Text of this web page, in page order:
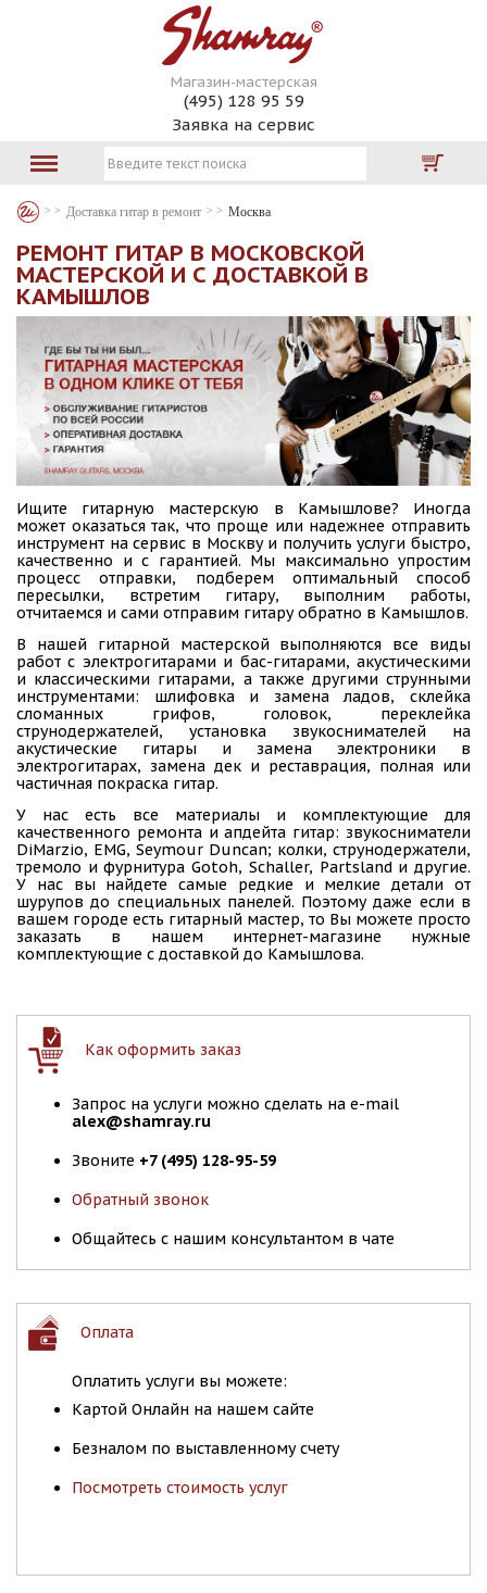
Магазин-мастерская
(495) 128 95 59
Заявка на сервис
Доставка гитар в ремонт Москва
РЕМОНТ ГИТАР В МОСКОВСКОЙ
МАСТЕРСКОЙ И С ДОСТАВКОЙ В
КАМЫШЛОВ
Ищите гитарную мастерскую в Камышлове? Иногда
может оказаться так, что проще или надежнее отправить
инструмент на сервис в Москву и получить услуги быстро,
качественно и с гарантией. Мы максимально упростим
процесс отправки, подберем оптимальный способ
пересылки, встретим гитару, выполним работы,
отчитаемся и сами отправим гитару обратно в Камышлов.
В нашей гитарной мастерской выполняются все виды
работ с электрогитарами и бас-гитарами, акустическими
и классическими гитарами, а также другими струнными
инструментами: шлифовка и замена ладов, склейка
сломанных грифов, головок, переклейка
струнодержателей, установка звукоснимателей на
акустические гитары и замена электроники в
электрогитарах, замена дек и реставрация, полная или
частичная покраска гитар.
У нас есть все материалы и комплектующие для
качественного ремонта и апдейта гитар: звукосниматели
DiMarzio, EMG, Seymour Duncan; колки, струнодержатели,
тремоло и фурнитура Gotoh, Schaller, Partsland и другие.
У нас вы найдете самые редкие и мелкие детали от
шурупов до специальных панелей. Поэтому даже если в
вашем городе есть гитарный мастер, то Вы можете просто
заказать в нашем интернет-магазине нужные
комплектующие с доставкой до Камышлова.
Как оформить заказ
Запрос на услуги можно сделать на e-mail
alex@shamray.ru
Звоните +7 (495) 128-95-59
Обратный звонок
Общайтесь с нашим консультантом в чате
Оплата
Оплатить услуги вы можете:
Картой Онлайн на нашем сайте
Безналом по выставленному счету
Посмотреть стоимость услуг